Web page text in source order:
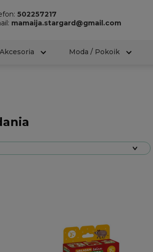
502257217
mamaija.stargard@gmail.com
Moda / Pokoik